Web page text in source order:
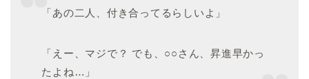
「あの二人、付き合ってるらしいよ」
「えー、マジで？ でも、○○さん、昇進早かっ
たよね…」